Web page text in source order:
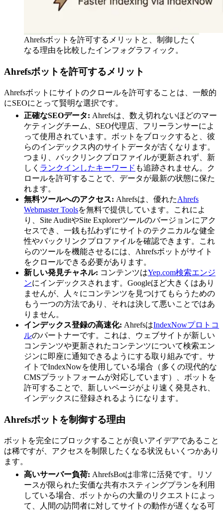
Ahrefsボットを許可するメリットと、制御したく
なる理由を比較したインフォグラフィック。
Ahrefsボットを許可するメリット
Ahrefsボットにサイトのクロールを許可することは、一般的
にSEOにとって賢明な選択です。
正確なSEOデータ: Ahrefsは、数え切れないほどのマー
ケティングチーム、SEO代理店、フリーランサーによ
って使用されています。ボットをブロックすると、彼
らのインデックス内のサイトデータが古くなります。
つまり、バックリンクプロファイルが更新されず、新
しく ランクインしたキーワード も追跡されません。ク
ロールを許可することで、データが最新の状態に保た
れます。
無料ツールへのアクセス: Ahrefsは、優れたAhrefs
Webmaster Toolsを無料で提供しています。これによ
り、Site AuditやSite Explorerツールのバージョンにアク
セスでき、一銭も払わずにサイトのテクニカルな健全
性やバックリンクプロファイルを確認できます。これ
らのツールを機能させるには、Ahrefsボットがサイト
をクロールできる必要があります。
新しい発見チャネル: コンテンツはYep.com検索エンジ
ンにインデックスされます。Googleほど大きくはあり
ませんが、人々にコンテンツを見つけてもらうための
もう一つの方法であり、それは決して悪いことではあ
りません。
インデックス登録の高速化: AhrefsはIndexNowプロトコ
ルのパートナーです。これは、ウェブサイトが新しい
コンテンツや更新されたコンテンツについて検索エン
ジンに即座に通知できるようにする取り組みです。サ
イトでIndexNowを使用している場合（多くの現代的な
CMSプラットフォームが対応しています）、ボットを
許可することで、新しいページがより速く発見され、
インデックスに登録されるようになります。
Ahrefsボットを制御する理由
ボットを完全にブロックすることが良いアイデアであること
は稀ですが、アクセスを制限したくなる状況もいくつかあり
ます。
高いサーバー負荷: AhrefsBotは非常に活発です。リソ
ースが限られた安価な共有ホスティングプランを利用
している場合、ボットからの大量のリクエストによっ
て、人間の訪問者に対してサイトの動作が遅くなる可